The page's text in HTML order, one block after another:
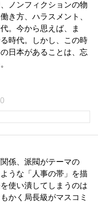
ノンフィクションの物
き方、ハラスメント、
。今から思えば、ま
時代。しかし、この時
日本があることは、忘
係、派閥がテーマの
うな「人事の帯」を描
使い潰してしまうのは
かく局長級がマスコミ